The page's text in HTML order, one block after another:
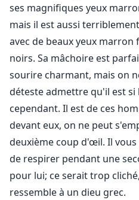
ses magnifiques yeux
mais il est aussi
avec de beaux yeux marron
noirs. Sa mâchoire est
sourire charmant, mais on
déteste admettre qu'il est si
cependant. Il est de ces
devant eux, on ne peut
deuxième coup d'œil. Il
de respirer pendant une
pour lui; ce serait trop
ressemble à un dieu grec.